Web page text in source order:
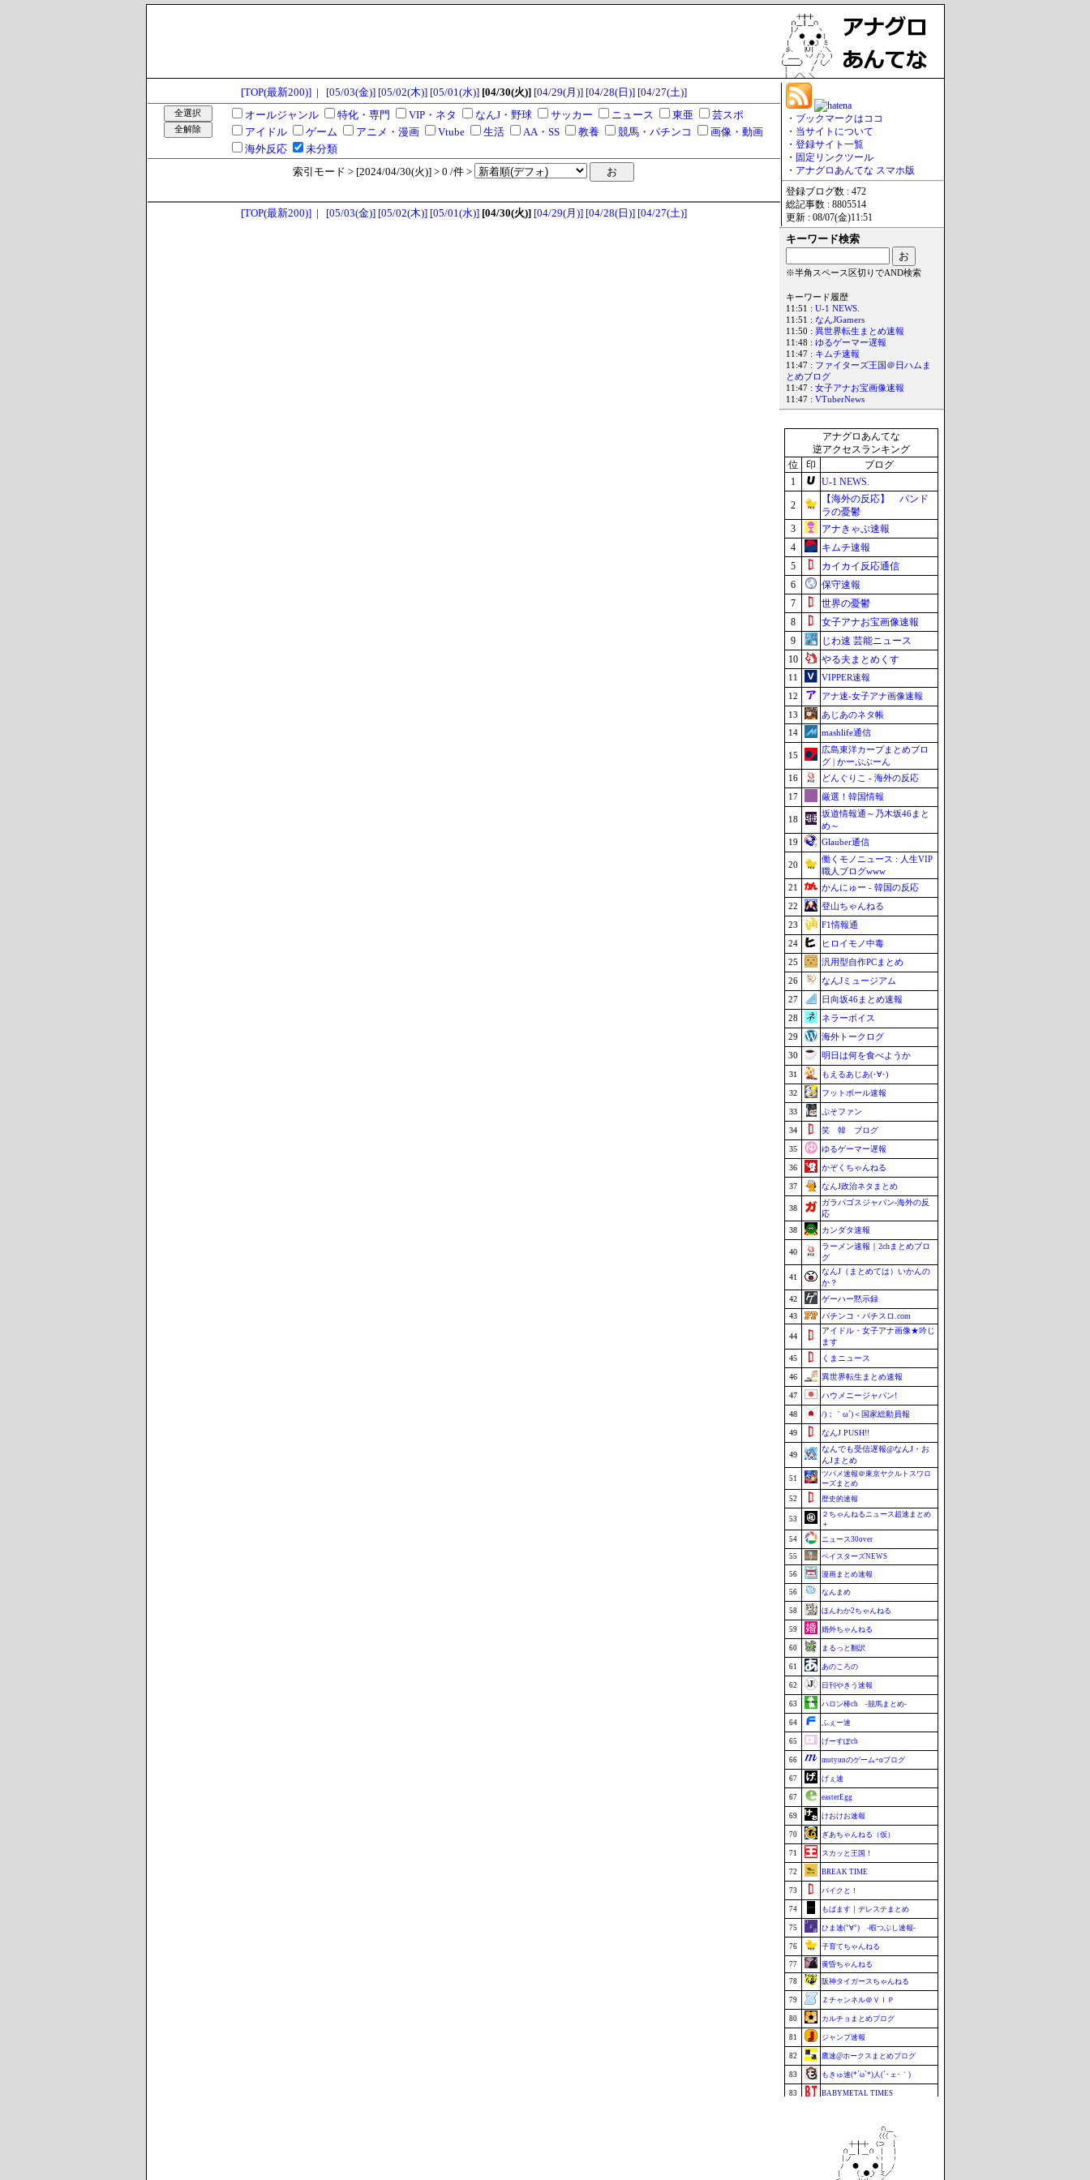
[TOP(最新200)]| [05/03(金)] [05/02(木)] [05/01(水)] [04/30(火)] [04/29(月)] [04/28(日)] [04/27(土)]
オールジャンル
特化・専門 VIP・ネタ なんJ・野球 サッカー ニュース 東亜
芸スポ
アイドル
ゲーム アニメ・漫画 Vtube 生活 AA・SS 教養 競馬・パチンコ
画像・動画
海外反応
未分類
索引モード > [2024/04/30(火)] > 0 /件 >
[TOP(最新200)]| [05/03(金)] [05/02(木)] [05/01(水)] [04/30(火)] [04/29(月)] [04/28(日)] [04/27(土)]
・ ブックマークはココ
・ 当サイトについて
・ 登録サイト一覧
・ 固定リンクツール
・ アナグロあんてな スマホ版
登録ブログ数 : 472
総記事数 : 8805514
更新 : 08/07(金)11:51
キーワード検索
※半角スペース区切りでAND検索
キーワード履歴
11:51 : U-1 NEWS.
11:51 : なんJGamers
11:50 : 異世界転生まとめ速報
11:48 : ゆるゲーマー遅報
11:47 : キムチ速報
11:47 : ファイターズ王国＠日ハムま
とめブログ
11:47 : 女子アナお宝画像速報
11:47 : VTuberNews
アナグロあんてな
逆アクセスランキング
位
印
ブログ
1
U-1 NEWS.
2
【海外の反応】 パンド
ラの憂鬱
3
アナきゃぷ速報
4
キムチ速報
5
カイカイ反応通信
6
保守速報
7
世界の憂鬱
8
女子アナお宝画像速報
9
じわ速 芸能ニュース
10
やる夫まとめくす
11
VIPPER速報
12
アナ速‐女子アナ画像速報
13
あじあのネタ帳
14
mashlife通信
15
広島東洋カープまとめブロ
グ | かーぷぶーん
16
どんぐりこ - 海外の反応
17
厳選！韓国情報
18
坂道情報通～乃木坂46まと
め～
19
Glauber通信
20
働くモノニュース : 人生VIP
職人ブログwww
21
かんにゅー - 韓国の反応
22
登山ちゃんねる
23
F1情報通
24
ヒロイモノ中毒
25
汎用型自作PCまとめ
26
なんJミュージアム
27
日向坂46まとめ速報
28
ネラーボイス
29
海外トークログ
30
明日は何を食べようか
31 もえるあじあ(･∀･)
32 フットボール速報
33 ぷそファン
34 笑 韓 ブログ
35 ゆるゲーマー遅報
36 かぞくちゃんねる
37 なんJ政治ネタまとめ
38
ガラパゴスジャパン-海外の反
応
38
カンダタ速報
40
ラーメン速報｜2chまとめブロ
グ
41
なんJ（まとめては）いかんの
か？
42
ゲーハー黙示録
43
パチンコ・パチスロ.com
44
アイドル・女子アナ画像★吟じ
ます
45
くまニュース
46 異世界転生まとめ速報
47 ハウメニージャパン!
48 /)；｀ω´)＜国家総動員報
49 なんJ PUSH!!
49
なんでも受信遅報@なんJ・お
んJまとめ
51
ツバメ速報＠東京ヤクルトスワロ
ーズまとめ
52
歴史的速報
53
２ちゃんねるニュース超速まとめ
＋
54
ニュース30over
55 ベイスターズNEWS
56 漫画まとめ速報
56 なんまめ
58 ほんわか2ちゃんねる
59 婚外ちゃんねる
60 まるっと翻訳
61 あのころの
62 日刊やきう速報
63 ハロン棒ch -競馬まとめ-
64 ふぇー速
65 げーすぽch
66 mutyunのゲーム+αブログ
67 げぇ速
67 easterEgg
69 けおけお速報
70 ぎあちゃんねる（仮）
71 スカッと王国！
72 BREAK TIME
73 バイクと！
74 もばます｜デレステまとめ
75 ひま速(°∀°) -暇つぶし速報-
76 子育てちゃんねる
77 黄昏ちゃんねる
78 阪神タイガースちゃんねる
79 Ｚチャンネル＠ＶＩＰ
80 カルチョまとめブログ
81 ジャンプ速報
82 鷹速@ホークスまとめブログ
83 もきゅ速(*´ω`*)人(´･ェ･｀)
83 BABYMETAL TIMES
ポーランドボール 翻訳
VTuberNews
チゲ速